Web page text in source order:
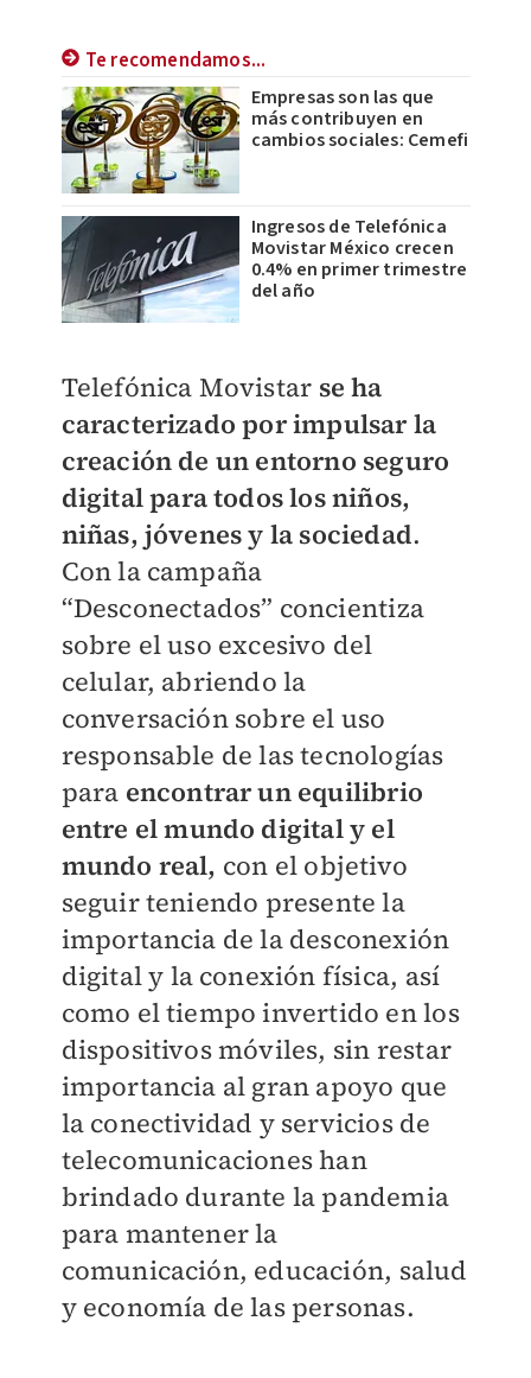
Te recomendamos...
Empresas son las que
más contribuyen en
cambios sociales: Cemefi
Ingresos de Telefónica
Movistar México crecen
0.4% en primer trimestre
del año
Telefónica Movistar se ha
caracterizado por impulsar la
creación de un entorno seguro
digital para todos los niños,
niñas, jóvenes y la sociedad.
Con la campaña
“Desconectados” concientiza
sobre el uso excesivo del
celular, abriendo la
conversación sobre el uso
responsable de las tecnologías
para encontrar un equilibrio
entre el mundo digital y el
mundo real, con el objetivo
seguir teniendo presente la
importancia de la desconexión
digital y la conexión física, así
como el tiempo invertido en los
dispositivos móviles, sin restar
importancia al gran apoyo que
la conectividad y servicios de
telecomunicaciones han
brindado durante la pandemia
para mantener la
comunicación, educación, salud
y economía de las personas.